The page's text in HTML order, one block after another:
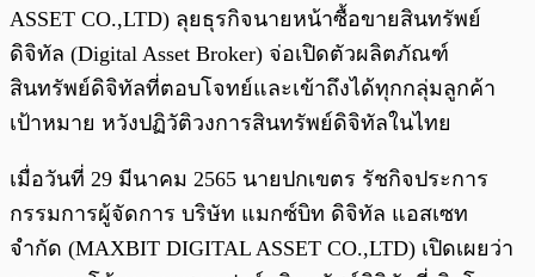
ASSET CO.,LTD) ลุยธุรกิจนายหน้าซื้อขายสินทรัพย์
ดิจิทัล (Digital Asset Broker) จ่อเปิดตัวผลิตภัณฑ์
สินทรัพย์ดิจิทัลที่ตอบโจทย์และเข้าถึงได้ทุกกลุ่มลูกค้า
เป้าหมาย หวังปฏิวัติวงการสินทรัพย์ดิจิทัลในไทย
เมื่อวันที่ 29 มีนาคม 2565 นายปกเขตร รัชกิจประการ
กรรมการผู้จัดการ บริษัท แมกซ์บิท ดิจิทัล แอสเซท
จำกัด (MAXBIT DIGITAL ASSET CO.,LTD) เปิดเผยว่า